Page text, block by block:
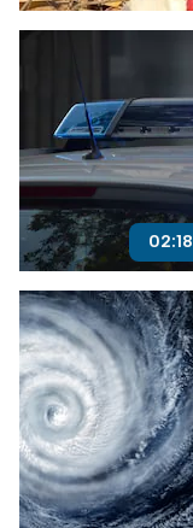
02:18